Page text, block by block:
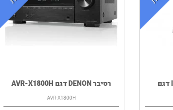
רסיבר DENON דגם AVR-X1800H
AVR-X1800H
טוחן אשפה InSinkErator דגם